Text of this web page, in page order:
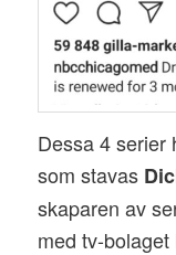
Dessa 4 serier
som stavas
skaparen av
med tv-